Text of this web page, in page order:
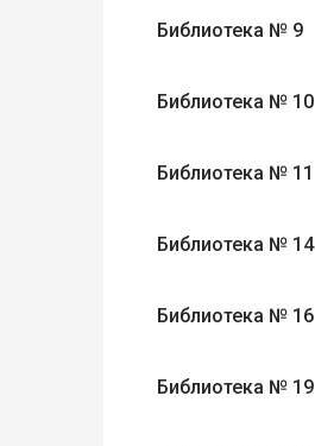
Библиотека № 9
Библиотека № 10
Библиотека № 11
Библиотека № 14
Библиотека № 16
Библиотека № 19